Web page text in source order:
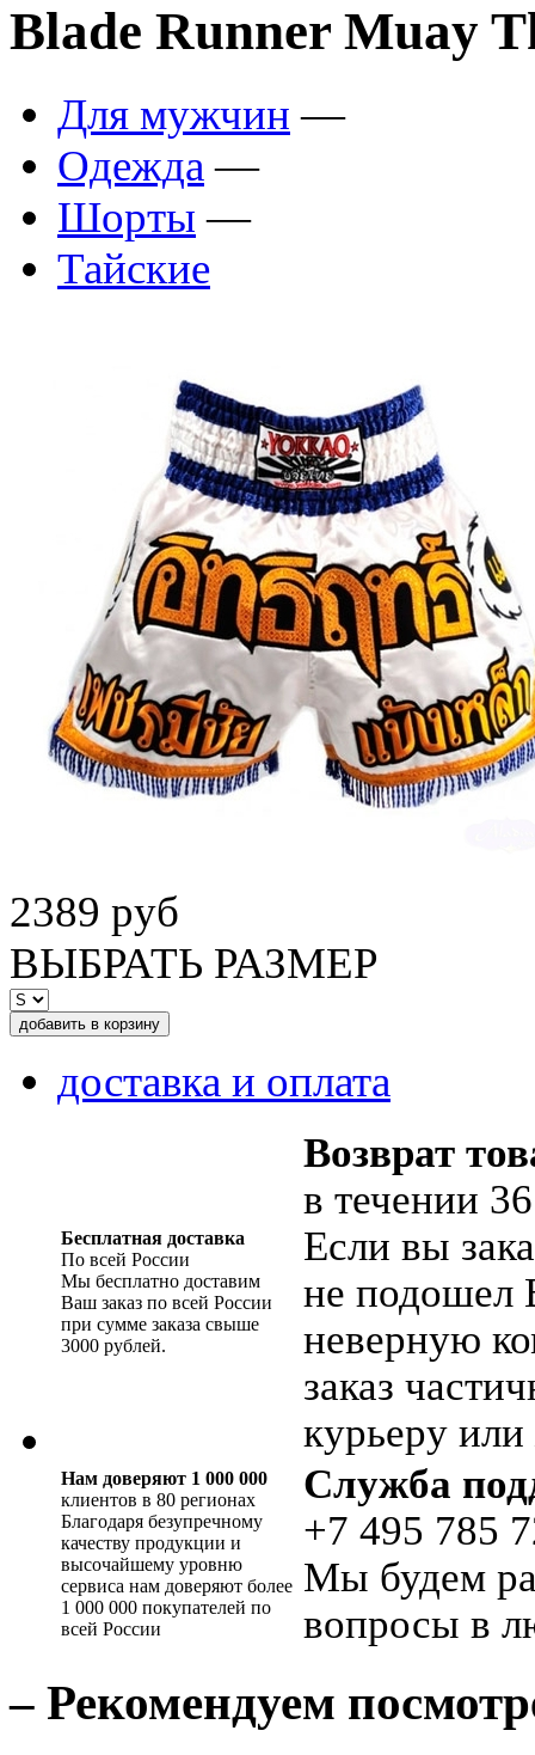
Blade Runner Muay
Для мужчин —
Одежда —
Шорты —
Тайские
2389 руб
ВЫБРАТЬ РАЗМЕР
доставка и оплата
Бесплатная доставка
По всей России
Мы бесплатно доставим
Ваш заказ по всей России
при сумме заказа свыше
3000 рублей.
Возврат
в течении
Если вы
не подошел
неверную
заказ
курьеру
Нам доверяют 1 000 000
клиентов в 80 регионах
Благодаря безупречному
качеству продукции и
высочайшему уровню
сервиса нам доверяют более
1 000 000 покупателей по
всей России
Служба
+7 495 785
Мы будем
вопросы в
– Рекомендуем